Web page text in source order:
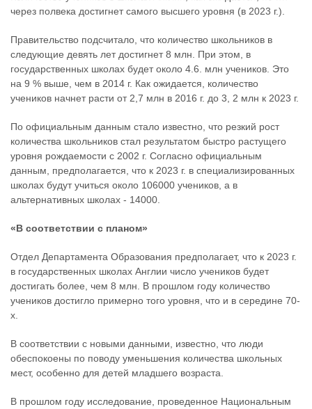
через полвека достигнет самого высшего уровня (в 2023 г.).
Правительство подсчитало, что количество школьников в
следующие девять лет достигнет 8 млн. При этом, в
государственных школах будет около 4.6. млн учеников. Это
на 9 % выше, чем в 2014 г. Как ожидается, количество
учеников начнет расти от 2,7 млн в 2016 г. до 3, 2 млн к 2023 г.
По официальным данным стало известно, что резкий рост
количества школьников стал результатом быстро растущего
уровня рождаемости с 2002 г. Согласно официальным
данным, предполагается, что к 2023 г. в специализированных
школах будут учиться около 106000 учеников, а в
альтернативных школах - 14000.
«В соответствии с планом»
Отдел Департамента Образования предполагает, что к 2023 г.
в государственных школах Англии число учеников будет
достигать более, чем 8 млн. В прошлом году количество
учеников достигло примерно того уровня, что и в середине 70-
х.
В соответствии с новыми данными, известно, что люди
обеспокоены по поводу уменьшения количества школьных
мест, особенно для детей младшего возраста.
В прошлом году исследование, проведенное Национальным